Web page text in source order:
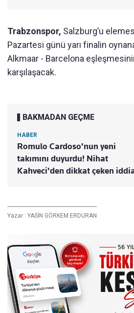
Trabzonspor, Salzburg’u
Pazartesi günü yarı finalin
Alkmaar - Barcelona
karşılaşacak.
BAKMADAN GEÇME
HABER
Romulo Cardoso'nun yeni
takımını duyurdu! Nihat
Kahveci'den dikkat çeken
Yazar : YASİN GÖRKEM ERDURAN